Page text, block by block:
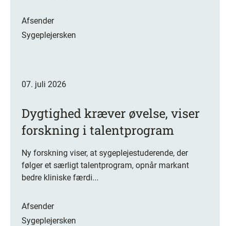
Afsender
Sygeplejersken
07. juli 2026
Dygtighed kræver øvelse, viser
forskning i talentprogram
Ny forskning viser, at sygeplejestuderende, der
følger et særligt talentprogram, opnår markant
bedre kliniske færdi...
Afsender
Sygeplejersken